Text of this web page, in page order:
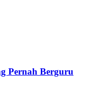
Pernah Berguru